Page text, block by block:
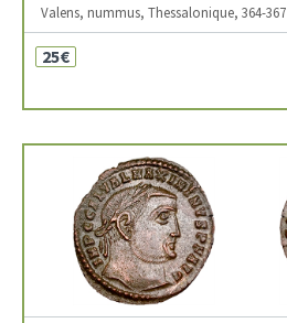
Valens, nummus, Thessalonique, 364-367
25€